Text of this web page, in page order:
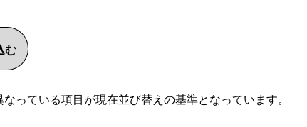
っている項目が現在並び替えの基準となっています。